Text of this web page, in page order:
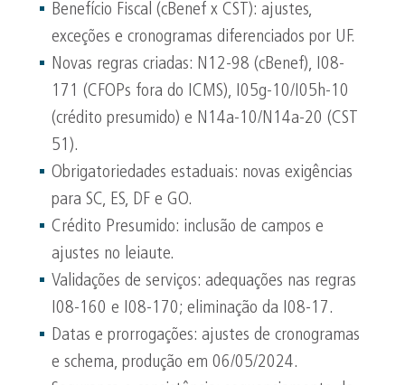
Benefício Fiscal (cBenef x CST): ajustes,
exceções e cronogramas diferenciados por UF.
Novas regras criadas: N12-98 (cBenef), I08-
171 (CFOPs fora do ICMS), I05g-10/I05h-10
(crédito presumido) e N14a-10/N14a-20 (CST
51).
Obrigatoriedades estaduais: novas exigências
para SC, ES, DF e GO.
Crédito Presumido: inclusão de campos e
ajustes no leiaute.
Validações de serviços: adequações nas regras
I08-160 e I08-170; eliminação da I08-17.
Datas e prorrogações: ajustes de cronogramas
e schema, produção em 06/05/2024.